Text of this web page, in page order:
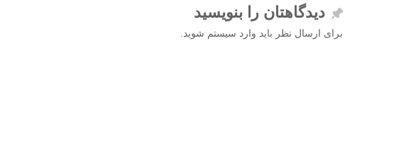
دیدگاهتان را بنویسید
برای ارسال نظر باید وارد سیستم شوید.